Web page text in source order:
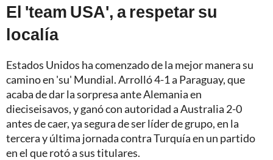
El 'team USA', a respetar su
localía
Estados Unidos ha comenzado de la mejor manera su
camino en 'su' Mundial. Arrolló 4-1 a Paraguay, que
acaba de dar la sorpresa ante Alemania en
dieciseisavos, y ganó con autoridad a Australia 2-0
antes de caer, ya segura de ser líder de grupo, en la
tercera y última jornada contra Turquía en un partido
en el que rotó a sus titulares.